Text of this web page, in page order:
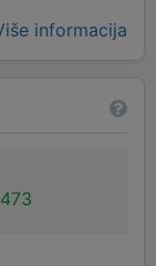
informacija